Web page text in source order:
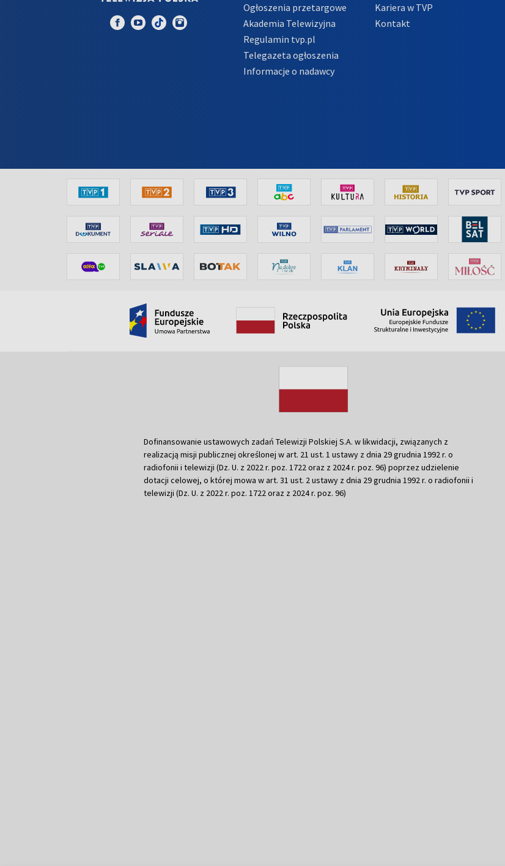
Ogłoszenia przetargowe
Akademia Telewizyjna
Regulamin tvp.pl
Telegazeta ogłoszenia
Informacje o nadawcy
Kariera w TVP
Kontakt
Dofinansowanie ustawowych zadań Telewizji Polskiej S.A. w likwidacji, związanych z
realizacją misji publicznej określonej w art. 21 ust. 1 ustawy z dnia 29 grudnia 1992 r. o
radiofonii i telewizji (Dz. U. z 2022 r. poz. 1722 oraz z 2024 r. poz. 96) poprzez udzielenie
dotacji celowej, o której mowa w art. 31 ust. 2 ustawy z dnia 29 grudnia 1992 r. o radiofonii i
telewizji (Dz. U. z 2022 r. poz. 1722 oraz z 2024 r. poz. 96)